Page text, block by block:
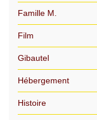
Famille M.
Film
Gibautel
Hébergement
Histoire